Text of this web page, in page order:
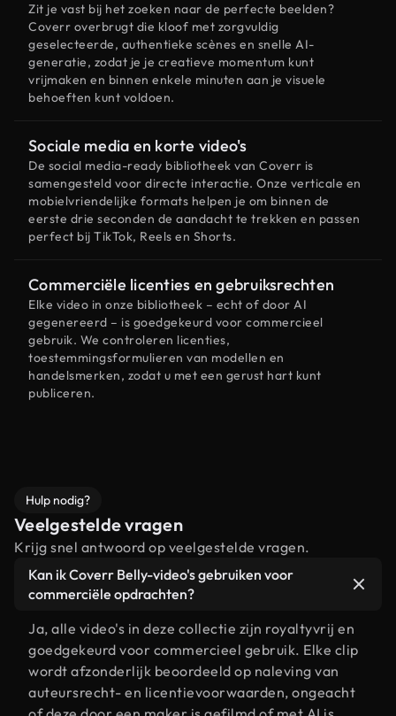
Zit je vast bij het zoeken naar de perfecte beelden?
Coverr overbrugt die kloof met zorgvuldig
geselecteerde, authentieke scènes en snelle AI-
generatie, zodat je je creatieve momentum kunt
vrijmaken en binnen enkele minuten aan je visuele
behoeften kunt voldoen.
Sociale media en korte video's
De social media-ready bibliotheek van Coverr is
samengesteld voor directe interactie. Onze verticale en
mobielvriendelijke formats helpen je om binnen de
eerste drie seconden de aandacht te trekken en passen
perfect bij TikTok, Reels en Shorts.
Commerciële licenties en gebruiksrechten
Elke video in onze bibliotheek – echt of door AI
gegenereerd – is goedgekeurd voor commercieel
gebruik. We controleren licenties,
toestemmingsformulieren van modellen en
handelsmerken, zodat u met een gerust hart kunt
publiceren.
Hulp nodig?
Veelgestelde vragen
Krijg snel antwoord op veelgestelde vragen.
Kan ik Coverr Belly-video's gebruiken voor
commerciële opdrachten?
Ja, alle video's in deze collectie zijn royaltyvrij en
goedgekeurd voor commercieel gebruik. Elke clip
wordt afzonderlijk beoordeeld op naleving van
auteursrecht- en licentievoorwaarden, ongeacht